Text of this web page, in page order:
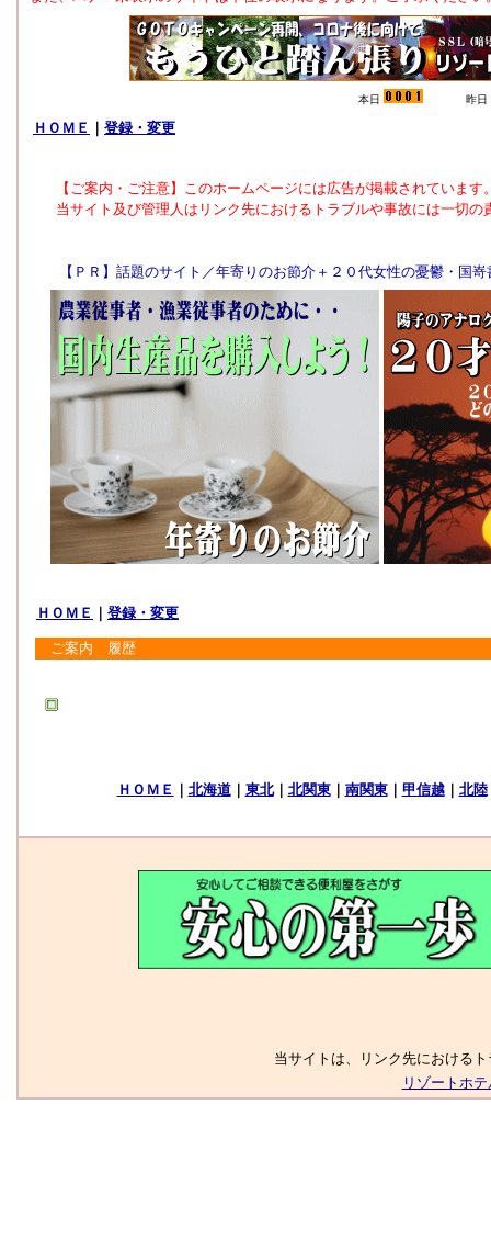
本日 昨日
ＨＯＭＥ 登録・変更
ＨＯＭＥ 登録・変更
ご案内 履歴
当サイトは、リンク先における
リゾートホ